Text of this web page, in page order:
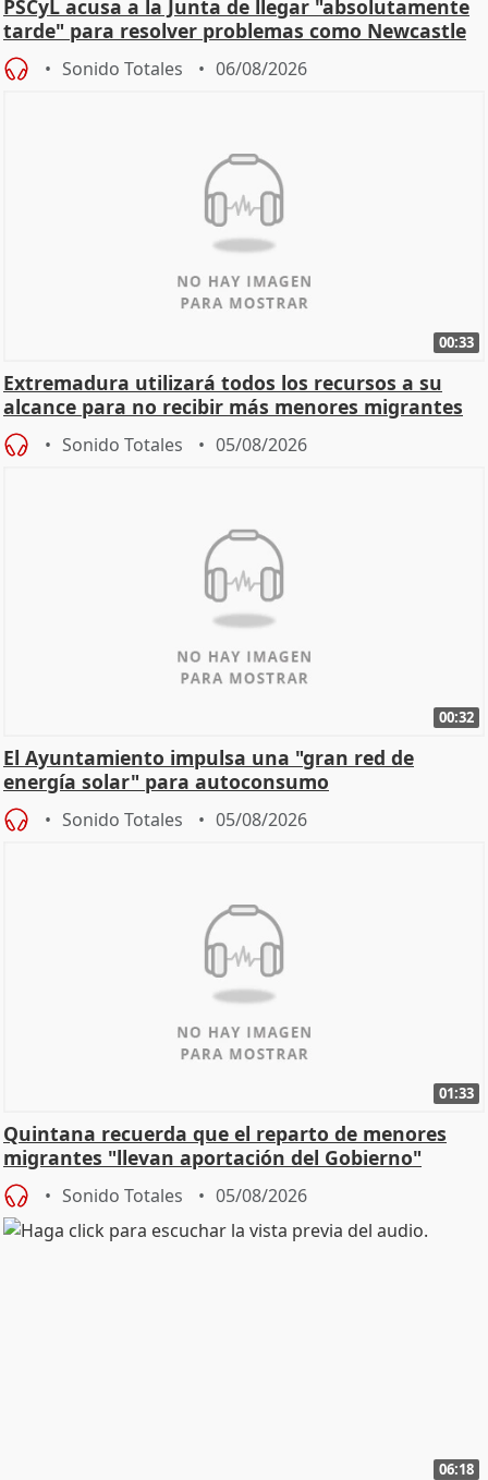
PSCyL acusa a la Junta de llegar "absolutamente
tarde" para resolver problemas como Newcastle
Sonido Totales 06/08/2026
00:33
Extremadura utilizará todos los recursos a su
alcance para no recibir más menores migrantes
Sonido Totales 05/08/2026
00:32
El Ayuntamiento impulsa una "gran red de
energía solar" para autoconsumo
Sonido Totales 05/08/2026
01:33
Quintana recuerda que el reparto de menores
migrantes "llevan aportación del Gobierno"
central
Sonido Totales 05/08/2026
06:18